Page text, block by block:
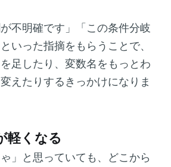
不明確です」「この条件分岐
いった指摘をもらうことで、
足したり、変数名をもっとわ
えたりするきっかけになりま
軽くなる
」と思っていても、どこから